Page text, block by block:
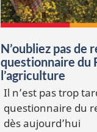
N’oubliez pas de
questionnaire du
l’agriculture
Il n’est pas trop
questionnaire du
dès aujourd’hui